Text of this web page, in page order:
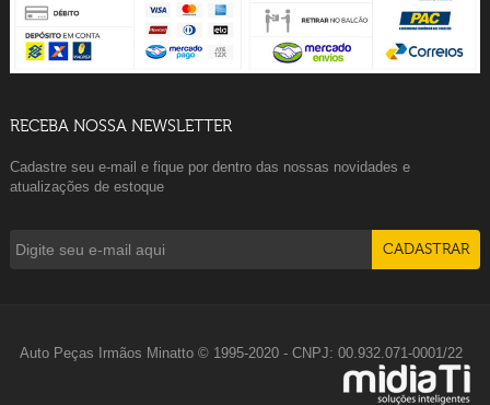
RECEBA NOSSA NEWSLETTER
Cadastre seu e-mail e fique por dentro das nossas novidades e
atualizações de estoque
Auto Peças Irmãos Minatto © 1995-2020 - CNPJ: 00.932.071-0001/22